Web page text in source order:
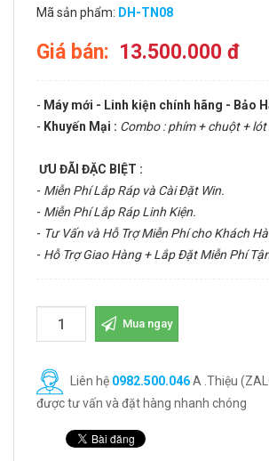
Mã sản phẩm: DH-TN08
Giá bán: 13.500.000 đ
- Máy mới - Linh kiện chính hãng - Bảo
- Khuyến Mại : Combo : phím + chuột +
ƯU ĐÃI ĐẶC BIỆT :
- Miễn Phí Lắp Ráp và Cài Đặt Win.
- Miễn Phí Lắp Ráp Linh Kiện.
- Tư Vấn và Hỗ Trợ Miễn Phí cho Khách
- Hỗ Trợ Giao Hàng + Lắp Đặt Miễn Phí
Mua ngay
Liên hệ 0982.500.046A .Thiệu
được tư vấn và đặt hàng nhanh chóng